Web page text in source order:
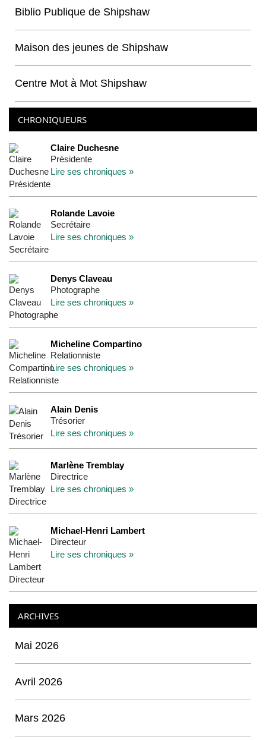
Biblio Publique de Shipshaw
Maison des jeunes de Shipshaw
Centre Mot à Mot Shipshaw
CHRONIQUEURS
Claire Duchesne
Présidente
Lire ses chroniques »
Rolande Lavoie
Secrétaire
Lire ses chroniques »
Denys Claveau
Photographe
Lire ses chroniques »
Micheline Compartino
Relationniste
Lire ses chroniques »
Alain Denis
Trésorier
Lire ses chroniques »
Marlène Tremblay
Directrice
Lire ses chroniques »
Michael-Henri Lambert
Directeur
Lire ses chroniques »
ARCHIVES
Mai 2026
Avril 2026
Mars 2026